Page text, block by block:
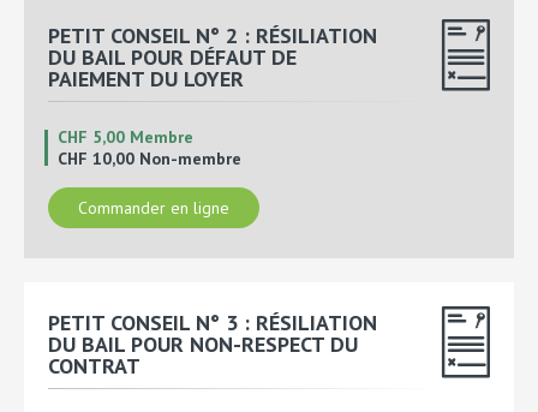
PETIT CONSEIL N° 2 : RÉSILIATION
DU BAIL POUR DÉFAUT DE
PAIEMENT DU LOYER
CHF 5,00 Membre
CHF 10,00 Non-membre
Commander en ligne
PETIT CONSEIL N° 3 : RÉSILIATION
DU BAIL POUR NON-RESPECT DU
CONTRAT